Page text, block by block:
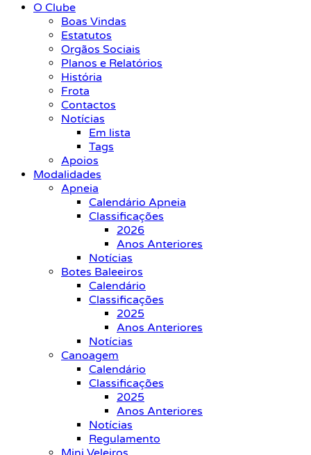
O Clube
Boas Vindas
Estatutos
Orgãos Sociais
Planos e Relatórios
História
Frota
Contactos
Notícias
Em lista
Tags
Apoios
Modalidades
Apneia
Calendário Apneia
Classificações
2026
Anos Anteriores
Notícias
Botes Baleeiros
Calendário
Classificações
2025
Anos Anteriores
Notícias
Canoagem
Calendário
Classificações
2025
Anos Anteriores
Notícias
Regulamento